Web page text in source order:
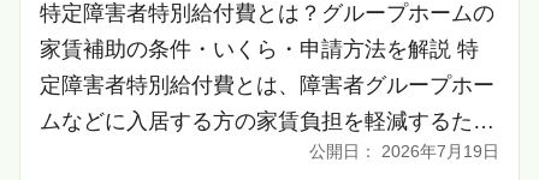
特定障害者特別給付費とは？グループホームの
家賃補助の条件・いくら・申請方法を解説 特
定障害者特別給付費とは、障害者グループホー
ムなどに入居する方の家賃負担を軽減するため
の制度です。この記事では、グループホームの
2026年7月19日